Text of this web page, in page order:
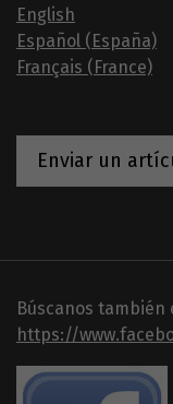
English
Español (España)
Français (France)
Enviar un
Búscanos también
https://